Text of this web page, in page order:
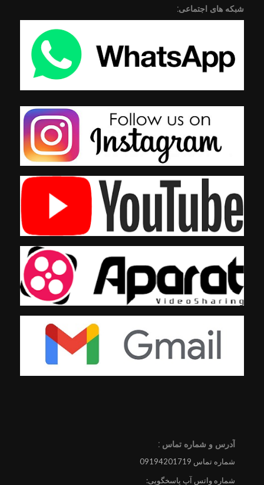
شبکه های اجتماعی:
آدرس و شماره تماس :
شماره تماس 09194201719
شماره واتس آپ پاسخگویی: